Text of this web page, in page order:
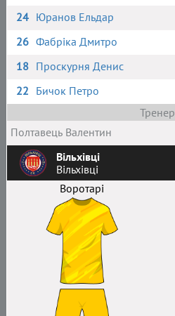
24 Юранов Ельдар
26 Фабріка Дмитро
18 Проскурня Денис
22 Бичок Петро
Тренер
Полтавець Валентин
Вільхівці
Вільхівці
Воротарі